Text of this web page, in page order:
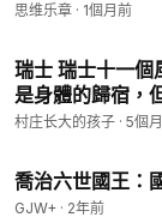
思维乐章 · 1個月前
瑞士 瑞士十一個
是身體的歸宿，
村庄长大的孩子 · 5個
喬治六世國王：
GJW+ · 2年前